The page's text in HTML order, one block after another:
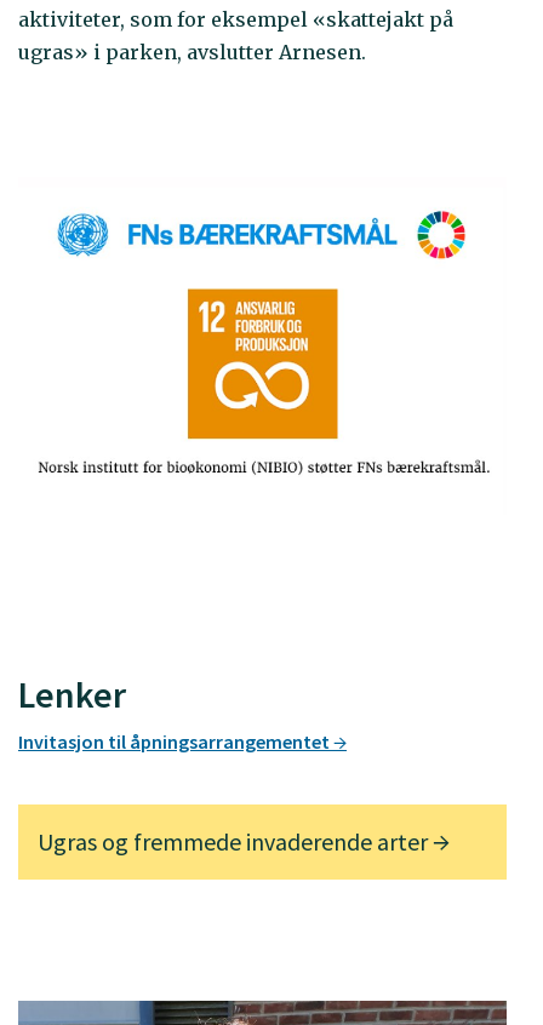
aktiviteter, som for eksempel «skattejakt på
ugras» i parken, avslutter Arnesen.
Lenker
Invitasjon til åpningsarrangementet
Ugras og fremmede invaderende arter